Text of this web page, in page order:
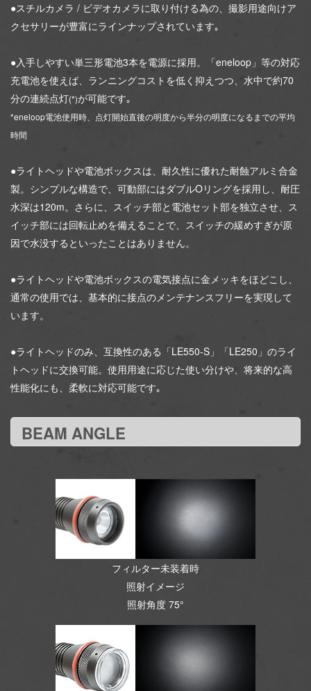
●スチルカメラ / ビデオカメラに取り付ける為の、撮影用途向けア
クセサリーが豊富にラインナップされています｡
●入手しやすい単三形電池3本を電源に採用。「eneloop」等の対応
充電池を使えば、ランニングコストを低く抑えつつ、水中で約70
分の連続点灯(*)が可能です｡
*eneloop電池使用時、点灯開始直後の明度から半分の明度になるまでの平均
時間
●ライトヘッドや電池ボックスは、耐久性に優れた耐蝕アルミ合金
製。シンプルな構造で、可動部にはダブルOリングを採用し、耐圧
水深は120m。さらに、スイッチ部と電池セット部を独立させ、ス
イッチ部には回転止めを備えることで、スイッチの緩めすぎが原
因で水没するといったことはありません。
●ライトヘッドや電池ボックスの電気接点に金メッキをほどこし、
通常の使用では、基本的に接点のメンテナンスフリーを実現して
います。
●ライトヘッドのみ、互換性のある「LE550-S」「LE250」のライ
トヘッドに交換可能。使用用途に応じた使い分けや、将来的な高
性能化にも、柔軟に対応可能です｡
BEAM ANGLE
フィルター未装着時
照射イメージ
照射角度 75°